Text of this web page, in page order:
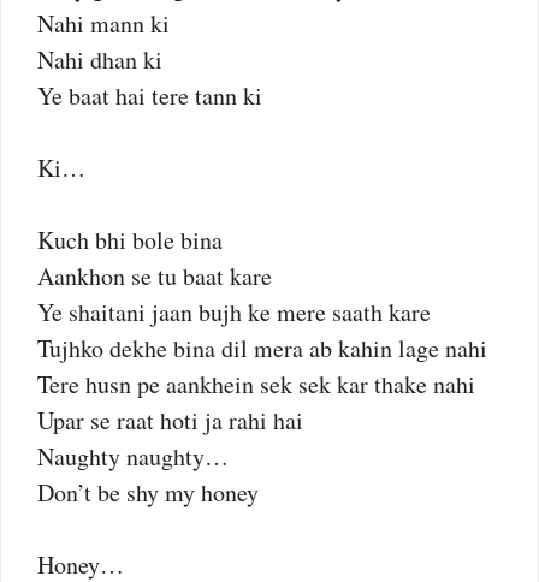
Nahi mann ki
Nahi dhan ki
Ye baat hai tere tann ki
Ki…
Kuch bhi bole bina
Aankhon se tu baat kare
Ye shaitani jaan bujh ke mere saath kare
Tujhko dekhe bina dil mera ab kahin lage nahi
Tere husn pe aankhein sek sek kar thake nahi
Upar se raat hoti ja rahi hai
Naughty naughty…
Don’t be shy my honey
Honey…